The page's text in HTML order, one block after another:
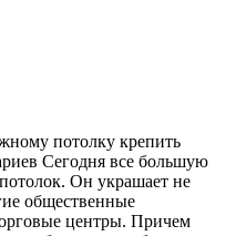
потолку крепить
Сегодня все большую
Он украшает не
общественные
центры. Причем